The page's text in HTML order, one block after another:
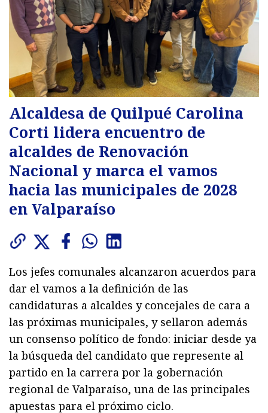
Alcaldesa de Quilpué Carolina
Corti lidera encuentro de
alcaldes de Renovación
Nacional y marca el vamos
hacia las municipales de 2028
en Valparaíso
Los jefes comunales alcanzaron acuerdos para
dar el vamos a la definición de las
candidaturas a alcaldes y concejales de cara a
las próximas municipales, y sellaron además
un consenso político de fondo: iniciar desde ya
la búsqueda del candidato que represente al
partido en la carrera por la gobernación
regional de Valparaíso, una de las principales
apuestas para el próximo ciclo.